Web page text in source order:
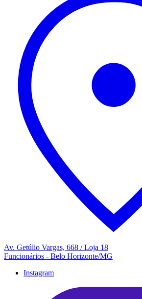
Av. Getúlio Vargas, 668 / Loja 18
Funcionários - Belo Horizonte/MG
Instagram